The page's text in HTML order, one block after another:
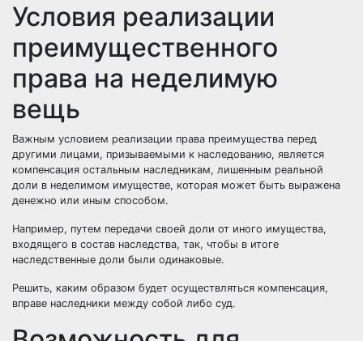
Условия реализации
преимущественного
права на неделимую
вещь
Важным условием реализации права преимущества перед
другими лицами, призываемыми к наследованию, является
компенсация остальным наследникам, лишенным реальной
доли в неделимом имуществе, которая может быть выражена
денежно или иным способом.
Например, путем передачи своей доли от иного имущества,
входящего в состав наследства, так, чтобы в итоге
наследственные доли были одинаковые.
Решить, каким образом будет осуществляться компенсация,
вправе наследники между собой либо суд.